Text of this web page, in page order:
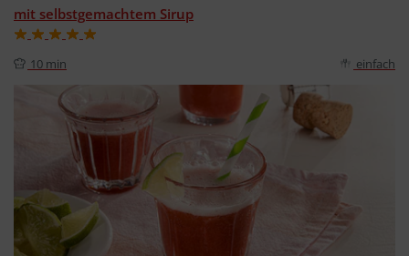
mit selbstgemachtem Sirup
10 min einfach